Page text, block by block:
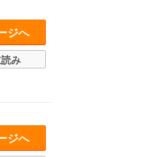
ジへ
み
ジへ